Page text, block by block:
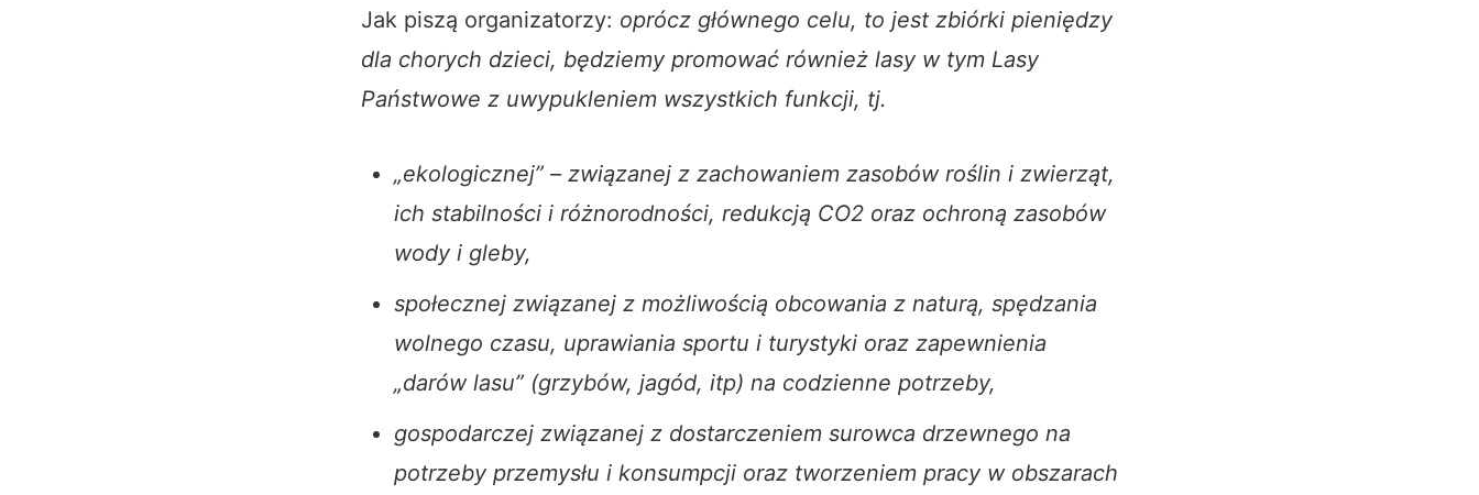
Jak piszą organizatorzy: oprócz głównego celu, to jest zbiórki pieniędzy
dla chorych dzieci, będziemy promować również lasy w tym Lasy
Państwowe z uwypukleniem wszystkich funkcji, tj.
„ekologicznej” – związanej z zachowaniem zasobów roślin i zwierząt,
ich stabilności i różnorodności, redukcją CO2 oraz ochroną zasobów
wody i gleby,
społecznej związanej z możliwością obcowania z naturą, spędzania
wolnego czasu, uprawiania sportu i turystyki oraz zapewnienia
„darów lasu” (grzybów, jagód, itp) na codzienne potrzeby,
gospodarczej związanej z dostarczeniem surowca drzewnego na
potrzeby przemysłu i konsumpcji oraz tworzeniem pracy w obszarach